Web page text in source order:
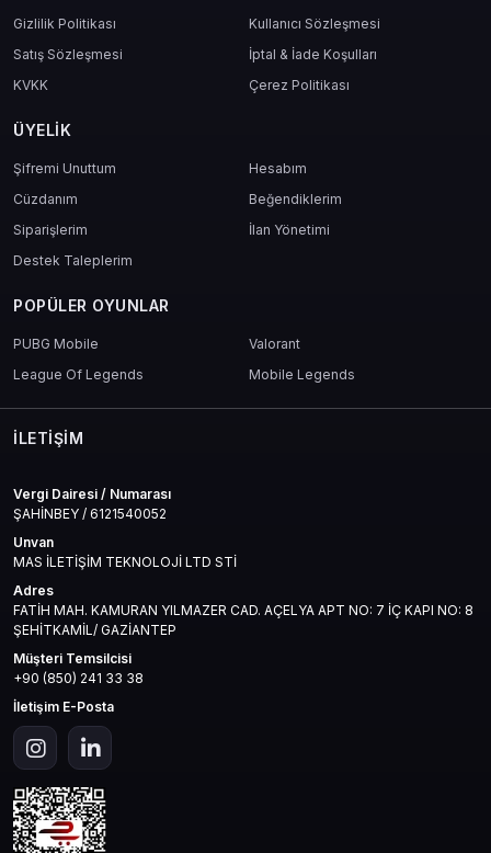
Gizlilik Politikası
Kullanıcı Sözleşmesi
Satış Sözleşmesi
İptal & İade Koşulları
KVKK
Çerez Politikası
ÜYELIK
Şifremi Unuttum
Hesabım
Cüzdanım
Beğendiklerim
Siparişlerim
İlan Yönetimi
Destek Taleplerim
POPÜLER OYUNLAR
PUBG Mobile
Valorant
League Of Legends
Mobile Legends
İLETIŞIM
Vergi Dairesi / Numarası
ŞAHİNBEY / 6121540052
Unvan
MAS İLETİŞİM TEKNOLOJİ LTD STİ
Adres
FATİH MAH. KAMURAN YILMAZER CAD. AÇELYA APT NO: 7 İÇ KAPI NO: 8
ŞEHİTKAMİL/ GAZİANTEP
Müşteri Temsilcisi
+90 (850) 241 33 38
İletişim E-Posta